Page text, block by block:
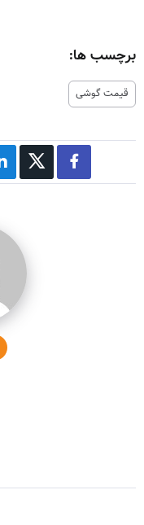
برچسب ها:
قیمت گوشی